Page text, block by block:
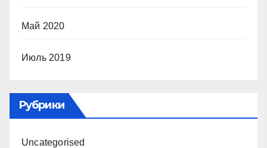
Май 2020
Июль 2019
Рубрики
Uncategorised